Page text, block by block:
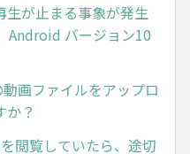
生が止まる事象が発生
Android バージョン10
画ファイルをアップロ
か？
閲覧していたら、途切